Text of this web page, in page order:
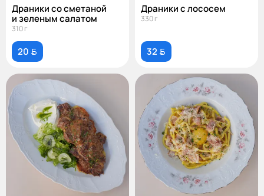
Драники со сметаной
и зеленым салатом
310 г
20 
Драники с лососем
330 г
32 